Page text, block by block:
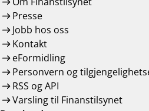
Presse
Jobb hos oss
Kontakt
eFormidling
Personvern og
RSS og API
Varsling til Finanstilsynet